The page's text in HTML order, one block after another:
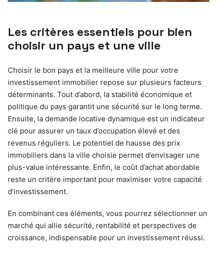
Les critères essentiels pour bien
choisir un pays et une ville
Choisir le bon pays et la meilleure ville pour votre
investissement immobilier repose sur plusieurs facteurs
déterminants. Tout d’abord, la stabilité économique et
politique du pays garantit une sécurité sur le long terme.
Ensuite, la demande locative dynamique est un indicateur
clé pour assurer un taux d’occupation élevé et des
revenus réguliers. Le potentiel de hausse des prix
immobiliers dans la ville choisie permet d’envisager une
plus-value intéressante. Enfin, le coût d’achat abordable
reste un critère important pour maximiser votre capacité
d’investissement.
En combinant ces éléments, vous pourrez sélectionner un
marché qui allie sécurité, rentabilité et perspectives de
croissance, indispensable pour un investissement réussi.